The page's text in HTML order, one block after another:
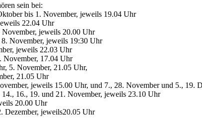
sein bei:
bis 1. November, jeweils 19.04 Uhr
22.04 Uhr
jeweils 20.00 Uhr
November, jeweils 19:30 Uhr
jeweils 22.03 Uhr
November, 17.04 Uhr
5. November, 21.05 Uhr,
21.05 Uhr
jeweils 15.00 Uhr, und 7., 28. November und 5., 19.
16., 19. und 21. November, jeweils 23.10 Uhr
20.00 Uhr
Dezember, jeweils20.05 Uhr